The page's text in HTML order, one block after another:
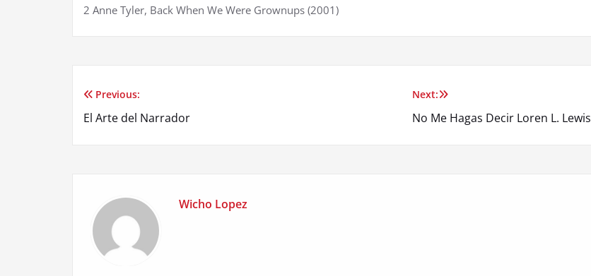
2 Anne Tyler, Back When We Were Grownups (2001)
Post
Previous:
El Arte del Narrador
Next:
No Me Hagas Decir Loren L. Lewis
Wicho Lopez